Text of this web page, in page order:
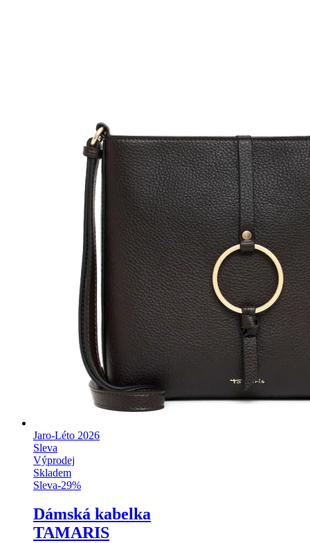
Jaro-Léto 2026
Sleva
Výprodej
Skladem
Sleva-29%
Dámská kabelka
TAMARIS